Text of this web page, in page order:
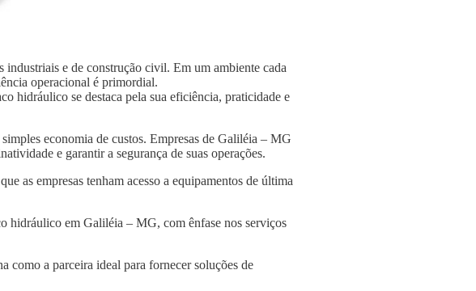
industriais e de construção civil. Em um ambiente cada
operacional é primordial.
hidráulico se destaca pela sua eficiência, praticidade e
economia de custos. Empresas de Galiléia – MG
e garantir a segurança de suas operações.
as empresas tenham acesso a equipamentos de última
hidráulico em Galiléia – MG, com ênfase nos serviços
como a parceira ideal para fornecer soluções de